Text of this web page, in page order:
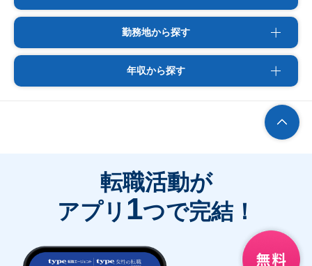
勤務地から探す
年収から探す
転職活動が
アプリ 1つで完結！